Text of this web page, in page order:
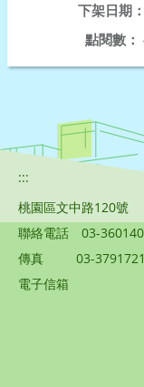
下架日期：
點閱數：
:::
桃園區文中路120號
聯絡電話
03-
傳真
03-3791721
電子信箱